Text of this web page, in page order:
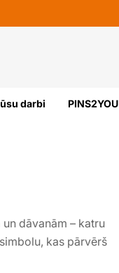
darbi PINS2YOU
dāvanām – katru
kas pārvērš